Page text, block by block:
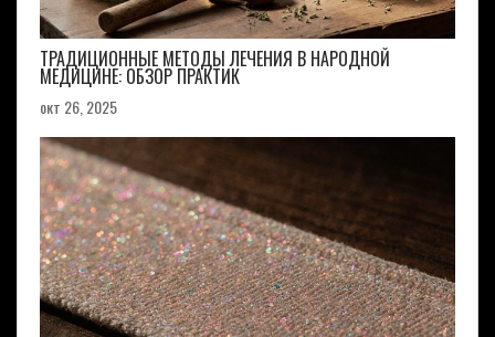
ТРАДИЦИОННЫЕ МЕТОДЫ ЛЕЧЕНИЯ В НАРОДНОЙ
МЕДИЦИНЕ: ОБЗОР ПРАКТИК
окт 26, 2025